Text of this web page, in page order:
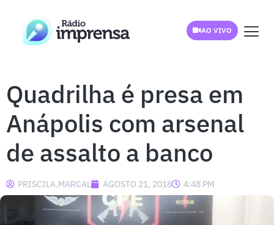
AO VIVO
Quadrilha é presa em
Anápolis com arsenal
de assalto a banco
PRISCILA.MARCAL AGOSTO 21, 2018 4:48 PM